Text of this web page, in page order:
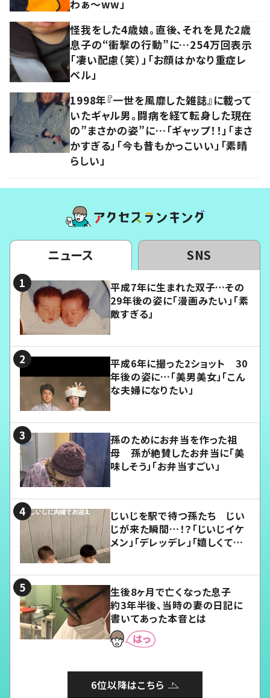
わぁ～ww」
怪我をした4歳娘。直後、それを見た2歳
息子の“衝撃の行動”に…254万回表示
「凄い配慮（笑）」「お顔はかなり重症レ
ベル」
1998年『一世を風靡した雑誌』に載って
いたギャル男。闘病を経て転身した現在
の”まさかの姿”に…「ギャップ！！」「まさ
かすぎる」「今も昔もかっこいい」「素晴
らしい」
ニュース SNS
平成7年に生まれた双子…その
29年後の姿に「漫画みたい」「素
敵すぎる」
平成6年に撮った2ショット 30
年後の姿に…「美男美女」「こん
な夫婦になりたい」
孫のためにお弁当を作った祖
母 孫が絶賛したお弁当に「美
味しそう」「お弁当すごい」
じいじを駅で待つ孫たち じい
じが来た瞬間…！？「じいじイケ
メン」「デレッデレ」「嬉しくて可
生後8ヶ月で亡くなった息子
約3年半後、当時の妻の日記に
書いてあった本音とは
6位以降はこちら